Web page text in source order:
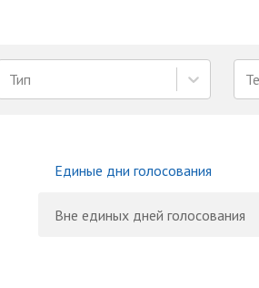
Тип
Единые дни голосования
Вне единых дней голосования